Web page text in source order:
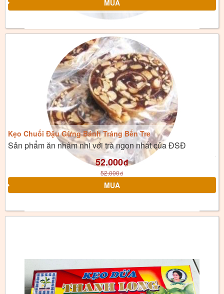
Kẹo Chuối Đậu Gừng Bánh Tráng Bến Tre
Sản phẩm ăn nhâm nhi với trà ngon nhất của ĐSĐ
52.000đ
52.000đ